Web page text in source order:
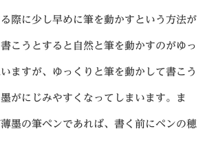
際に少し早めに筆を動かすという方法が
こうとすると自然と筆を動かすのがゆっ
ますが、ゆっくりと筆を動かして書こう
がにじみやすくなってしまいます。ま
墨の筆ペンであれば、書く前にペンの穂